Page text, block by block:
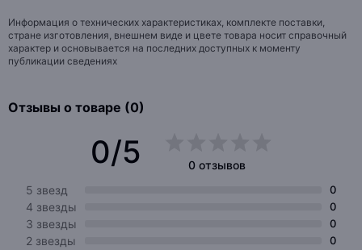
Информация о технических характеристиках, комплекте поставки,
стране изготовления, внешнем виде и цвете товара носит справочный
характер и основывается на последних доступных к моменту
публикации сведениях
Отзывы о товаре (0)
0/5
0 отзывов
5 звезд
0
4 звезды 0
3 звезды 0
2 звезды 0